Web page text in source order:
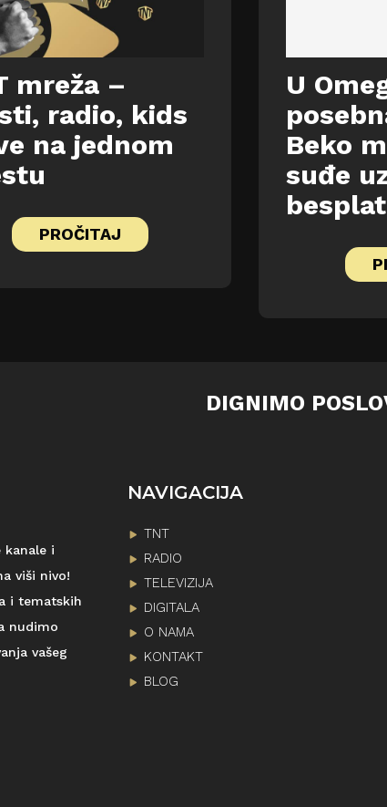
mreža –
radio, kids
na jednom
PROČITAJ
U
Beko
suđe
DIGNIMO
kanale i
viši nivo!
i tematskih
nudimo
vašeg
NAVIGACIJA
TNT
RADIO
TELEVIZIJA
DIGITALA
O NAMA
KONTAKT
BLOG